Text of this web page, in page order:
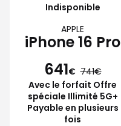
Indisponible
APPLE
iPhone 16 Pro
641€ 741
Avec le forfait Offre
spéciale Illimité 5G+
Payable en plusieurs
fois